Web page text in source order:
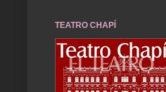
TEATRO CHAPÍ